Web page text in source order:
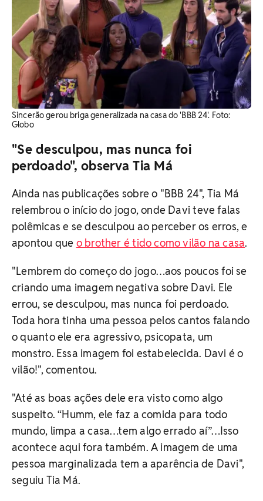
Sincerão gerou briga generalizada na casa do 'BBB 24'. Foto:
Globo
"Se desculpou, mas nunca foi
perdoado", observa Tia Má
Ainda nas publicações sobre o "BBB 24", Tia Má
relembrou o início do jogo, onde Davi teve falas
polêmicas e se desculpou ao perceber os erros, e
apontou que o brother é tido como vilão na casa.
"Lembrem do começo do jogo…aos poucos foi se
criando uma imagem negativa sobre Davi. Ele
errou, se desculpou, mas nunca foi perdoado.
Toda hora tinha uma pessoa pelos cantos falando
o quanto ele era agressivo, psicopata, um
monstro. Essa imagem foi estabelecida. Davi é o
vilão!", comentou.
"Até as boas ações dele era visto como algo
suspeito. “Humm, ele faz a comida para todo
mundo, limpa a casa…tem algo errado aí”…Isso
acontece aqui fora também. A imagem de uma
pessoa marginalizada tem a aparência de Davi",
seguiu Tia Má.